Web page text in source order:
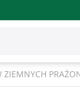
ZIEMNYCH